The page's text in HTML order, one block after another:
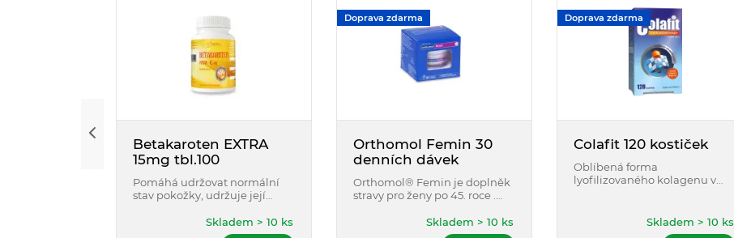
Betakaroten EXTRA
15mg tbl.100
Pomáhá udržovat normální
stav pokožky, udržuje její
také přispívá udržení
normálního stavu zraku.
Skladem > 10 ks
Doprava zdarma
Orthomol Femin 30
denních dávek
Orthomol® Femin je doplněk
stravy pro ženy po 45. roce .
mikroživiny pro normální
pokožku, vlasy a nehty.
Skladem > 10 ks
Doprava zdarma
Colafit 120 kostiček
Oblíbená forma
lyofilizovaného kolagenu v
pouze kolagen čistoty 99,9%
(bez pomocných látek, barviv,
Skladem > 10 ks